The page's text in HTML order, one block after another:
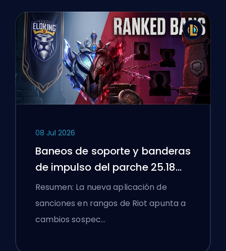
08 Jul 2026
Baneos de soporte y banderas
de impulso del parche 25.18
de League of Legends
Resumen: La nueva aplicación de
sanciones en rangos de Riot apunta a
cambios sospec…